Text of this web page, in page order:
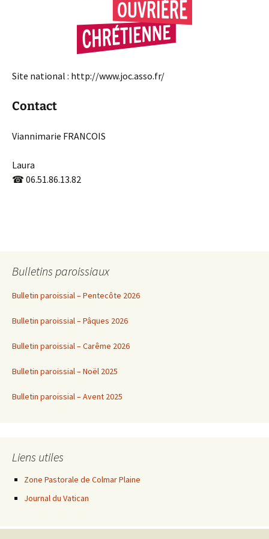
Site national : http://www.joc.asso.fr/
Contact
Viannimarie FRANCOIS
Laura
☎ 06.51.86.13.82
Bulletins paroissiaux
Bulletin paroissial – Pentecôte 2026
Bulletin paroissial – Pâques 2026
Bulletin paroissial – Carême 2026
Bulletin paroissial – Noël 2025
Bulletin paroissial – Avent 2025
Liens utiles
Zone Pastorale de Colmar Plaine
Journal du Vatican